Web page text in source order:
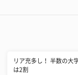
リア充多し！ 半数の大
は2割